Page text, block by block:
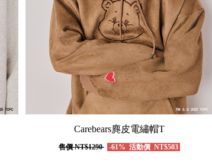
Carebears麂皮電繡帽T
售價NT$1290 -61% 活動價 NT$503